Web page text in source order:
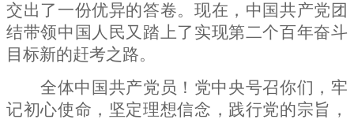
交出了一份优异的答卷。现在，中国共产党团
结带领中国人民又踏上了实现第二个百年奋斗
目标新的赶考之路。
全体中国共产党员！党中央号召你们，牢
记初心使命，坚定理想信念，践行党的宗旨，